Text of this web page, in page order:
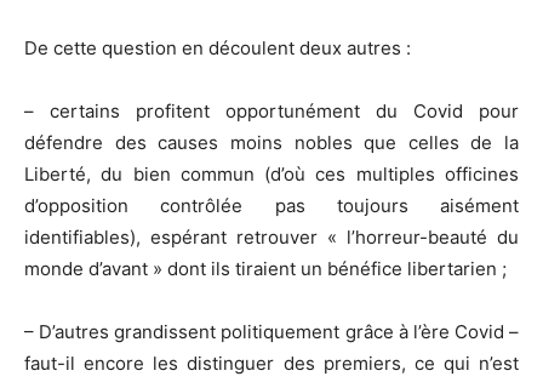
De cette question en découlent deux autres :
– certains profitent opportunément du Covid pour
défendre des causes moins nobles que celles de la
Liberté, du bien commun (d’où ces multiples officines
d’opposition contrôlée pas toujours aisément
identifiables), espérant retrouver « l’horreur-beauté du
monde d’avant » dont ils tiraient un bénéfice libertarien ;
– D’autres grandissent politiquement grâce à l’ère Covid –
faut-il encore les distinguer des premiers, ce qui n’est